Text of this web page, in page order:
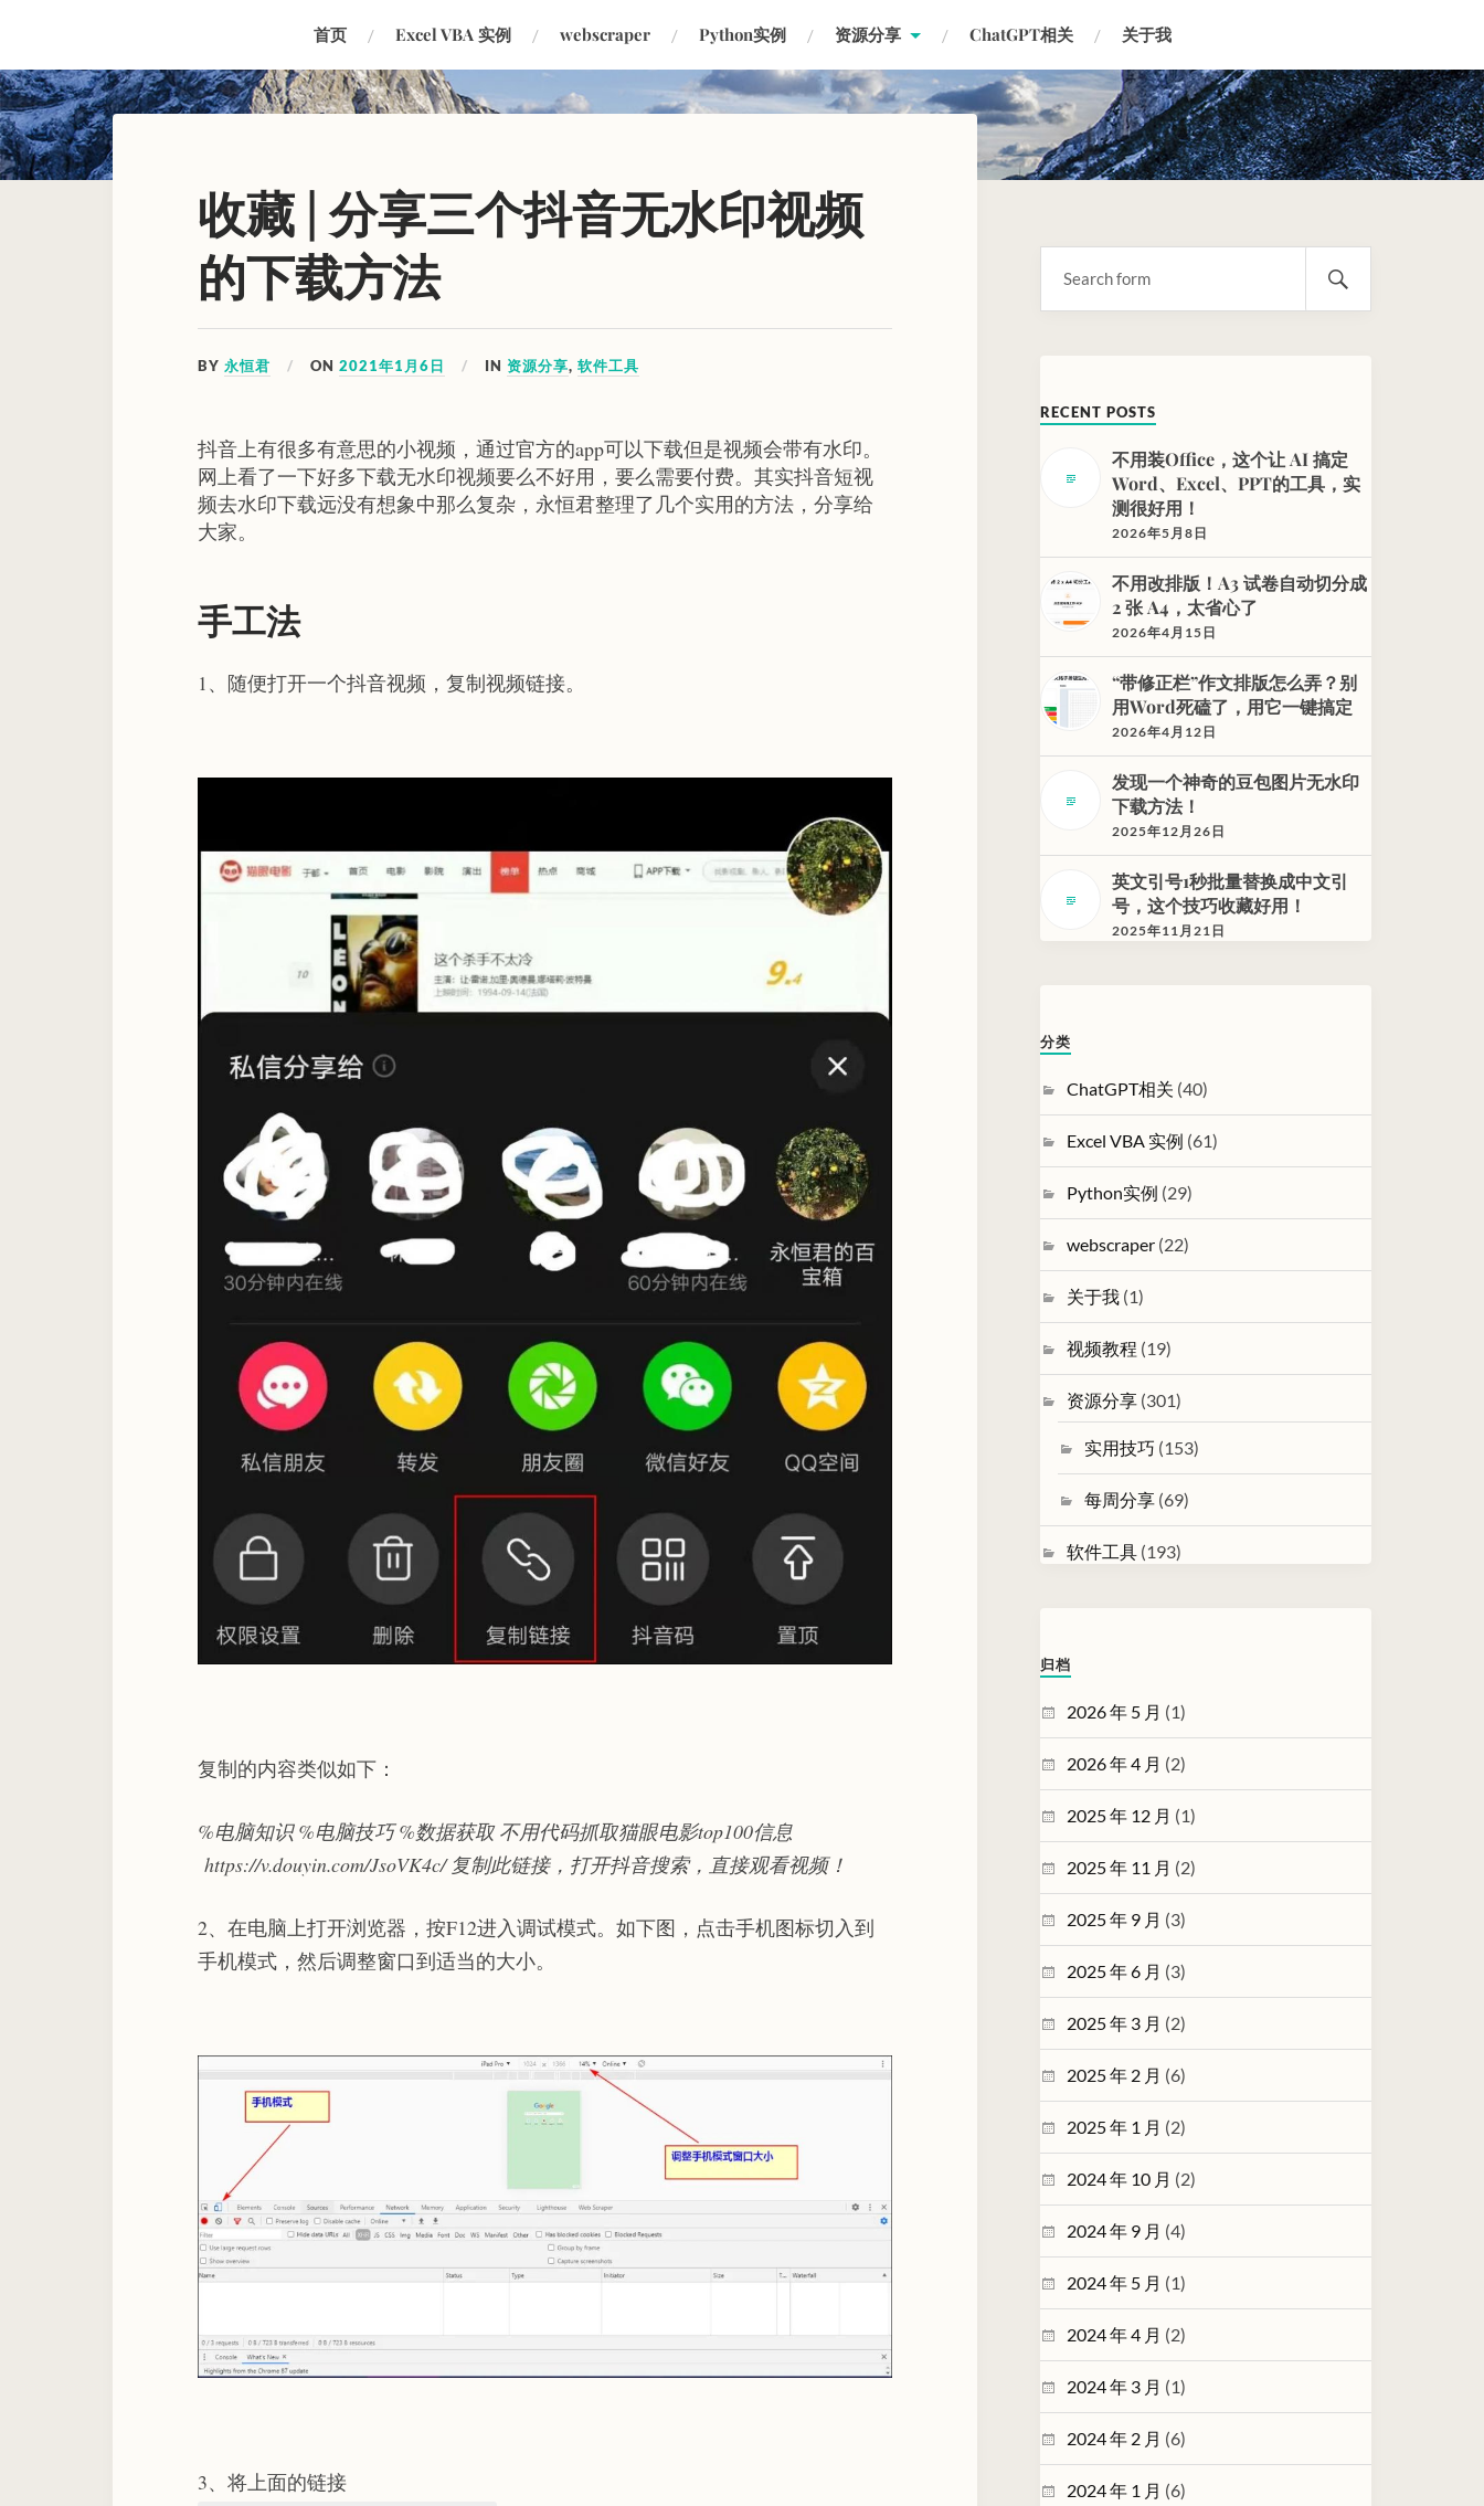
首页 Excel VBA 实例 webscraper Python实例 资源分享 ChatGPT相关 关于我
收藏 | 分享三个抖音无水印视频
的下载方法
BY永恒君 ON2021年1月6日 IN资源分享,软件工具
抖音上有很多有意思的小视频，通过官方的app可以下载但是视频会带有水印。
网上看了一下好多下载无水印视频要么不好用，要么需要付费。其实抖音短视
频去水印下载远没有想象中那么复杂，永恒君整理了几个实用的方法，分享给
大家。
手工法
1、随便打开一个抖音视频，复制视频链接。
复制的内容类似如下：
%电脑知识 %电脑技巧 %数据获取 不用代码抓取猫眼电影top100信息
https://v.douyin.com/JsoVK4c/ 复制此链接，打开抖音搜索，直接观看视频！
2、在电脑上打开浏览器，按F12进入调试模式。如下图，点击手机图标切入到
手机模式，然后调整窗口到适当的大小。
3、将上面的链接
RECENT POSTS
不用装Office，这个让 AI 搞定
Word、Excel、PPT的工具，实
测很好用！
2026年5月8日
不用改排版！A3 试卷自动切分成
2 张 A4，太省心了
2026年4月15日
“带修正栏”作文排版怎么弄？别
用Word死磕了，用它一键搞定
2026年4月12日
发现一个神奇的豆包图片无水印
下载方法！
2025年12月26日
英文引号1秒批量替换成中文引
号，这个技巧收藏好用！
2025年11月21日
分类
ChatGPT相关 (40)
Excel VBA 实例 (61)
Python实例 (29)
webscraper (22)
关于我 (1)
视频教程 (19)
资源分享 (301)
实用技巧 (153)
每周分享 (69)
软件工具 (193)
归档
2026 年 5 月 (1)
2026 年 4 月 (2)
2025 年 12 月 (1)
2025 年 11 月 (2)
2025 年 9 月 (3)
2025 年 6 月 (3)
2025 年 3 月 (2)
2025 年 2 月 (6)
2025 年 1 月 (2)
2024 年 10 月 (2)
2024 年 9 月 (4)
2024 年 5 月 (1)
2024 年 4 月 (2)
2024 年 3 月 (1)
2024 年 2 月 (6)
2024 年 1 月 (6)